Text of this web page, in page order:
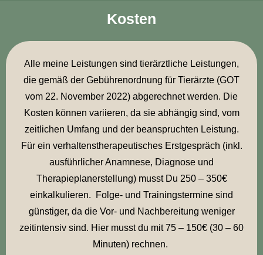
Kosten
Alle meine Leistungen sind tierärztliche Leistungen,
die gemäß der Gebührenordnung für Tierärzte (GOT
vom 22. November 2022) abgerechnet werden. Die
Kosten können variieren, da sie abhängig sind, vom
zeitlichen Umfang und der beanspruchten Leistung.
Für ein verhaltenstherapeutisches Erstgespräch (inkl.
ausführlicher Anamnese, Diagnose und
Therapieplanerstellung) musst Du 250 – 350€
einkalkulieren. Folge- und Trainingstermine sind
günstiger, da die Vor- und Nachbereitung weniger
zeitintensiv sind. Hier musst du mit 75 – 150€ (30 – 60
Minuten) rechnen.